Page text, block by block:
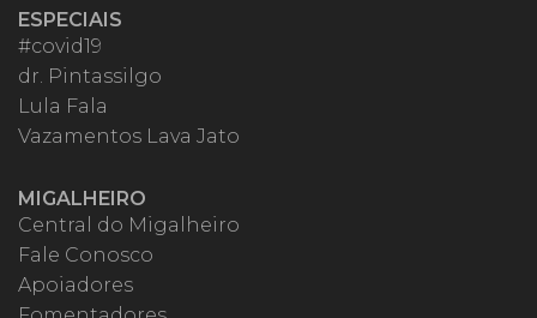
ESPECIAIS
#covid19
dr. Pintassilgo
Lula Fala
Vazamentos Lava Jato
MIGALHEIRO
Central do Migalheiro
Fale Conosco
Apoiadores